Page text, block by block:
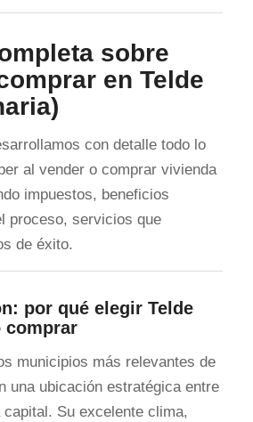
sobre
en Telde
con detalle todo lo
al vender o comprar vivienda
impuestos, beneficios
proceso, servicios que
de éxito.
por qué elegir Telde
comprar
municipios más relevantes de
una ubicación estratégica entre
Su excelente clima,